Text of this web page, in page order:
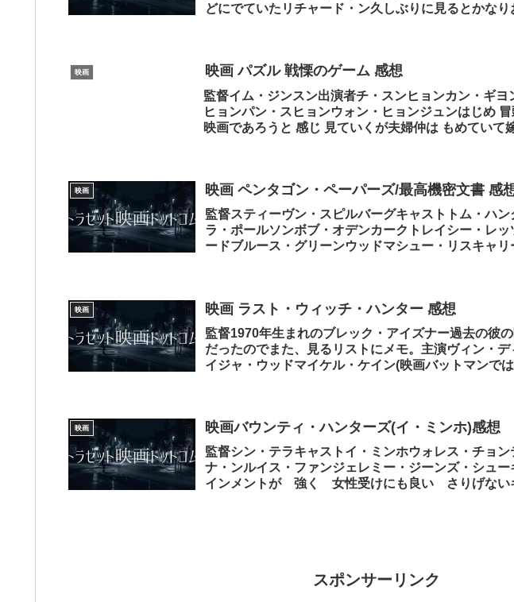
どにでていたリチャード・ン久しぶりに見るとかな
映画 映画 パズル 戦慄のゲーム 感想
監督イム・ジンスン出演者チ・スンヒョンカン・ギ
ヒョンパン・スヒョンウォン・ヒョンジュンはじめ
映画であろうと 感じ 見ていくが夫婦仲は もめていて
映画 映画 ペンタゴン・ペーパーズ/最高機密文書 感
監督スティーヴン・スピルバーグキャストトム・ハ
ラ・ポールソンボブ・オデンカークトレイシー・レ
ードブルース・グリーンウッドマシュー・リスキャ
映画 映画 ラスト・ウィッチ・ハンター 感想
監督1970年生まれのブレック・アイズナー過去の彼
だったのでまた、見るリストにメモ。主演ヴィン・
イジャ・ウッドマイケル・ケイン(映画バットマンで
映画 映画バウンティ・ハンターズ(イ・ミンホ)感想
監督シン・テラキャストイ・ミンホウォレス・チョ
ナ・ンルイス・ファンジェレミー・ジーンズ・シュ
インメントが 強く 女性受けにも良い さりげない
スポンサーリンク